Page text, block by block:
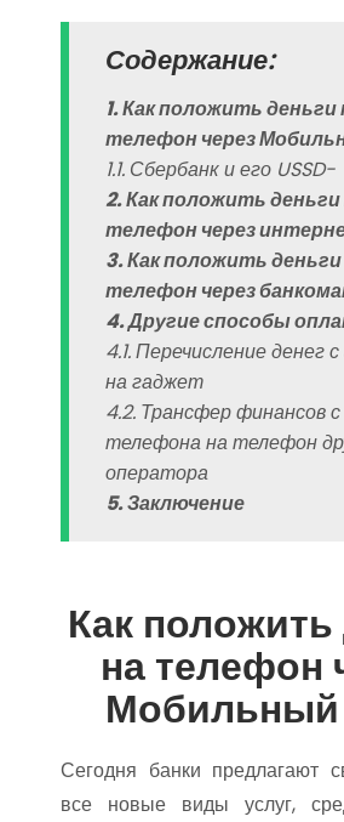
Содержание:
1. Как положить деньги
телефон через
1.1. Сбербанк и его
2. Как положить деньги
телефон через
3. Как положить
телефон через
4. Другие способы
4.1. Перечисление денег
на гаджет
4.2. Трансфер финансов с
телефона на телефон
оператора
5. Заключение
Как положить
на телефон
Мобильный
Сегодня банки предлагают
все новые виды услуг,